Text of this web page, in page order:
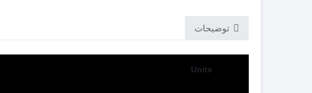
توضیحات
Units